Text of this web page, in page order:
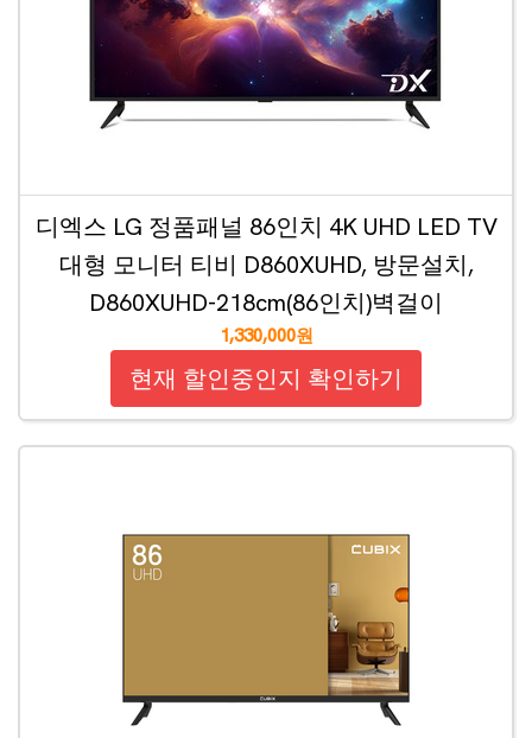
디엑스 LG 정품패널 86인치 4K UHD LED TV
대형 모니터 티비 D860XUHD, 방문설치,
D860XUHD-218cm(86인치)벽걸이
1,330,000원
현재 할인중인지 확인하기